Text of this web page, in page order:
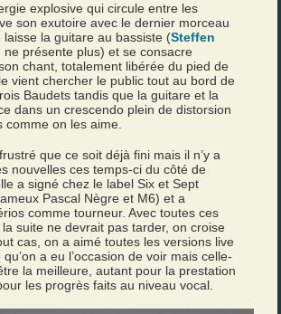
explosive qui circule entre les
son exutoire avec le dernier morceau
laisse la guitare au bassiste (Steffen
ne présente plus) et se consacre
chant, totalement libérée du pied de
vient chercher le public tout au bord de
Baudets tandis que la guitare et la
dans un crescendo plein de distorsion
comme on les aime.
que ce soit déjà fini mais il n’y a
nouvelles ces temps-ci du côté de
a signé chez le label Six et Sept
Pascal Nègre et M6) et a
comme tourneur. Avec toutes ces
suite ne devrait pas tarder, on croise
cas, on a aimé toutes les versions live
a eu l’occasion de voir mais celle-
la meilleure, autant pour la prestation
les progrès faits au niveau vocal.